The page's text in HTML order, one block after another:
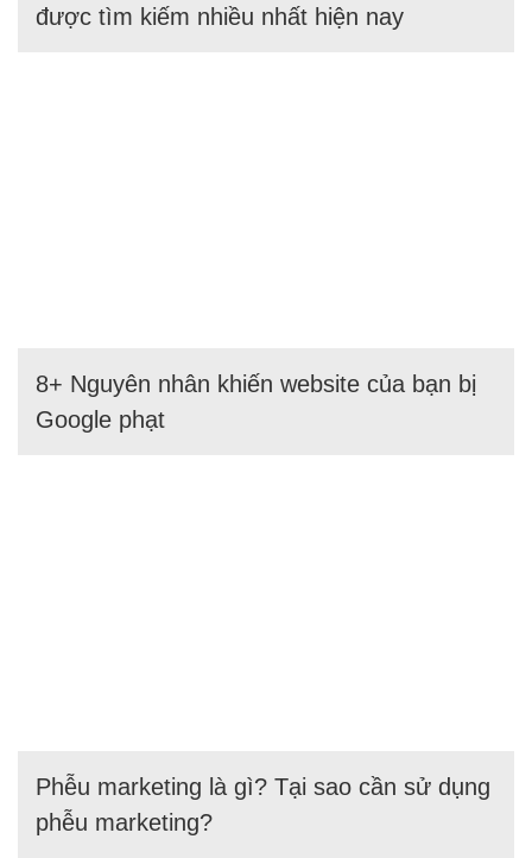
được tìm kiếm nhiều nhất hiện nay
8+ Nguyên nhân khiến website của bạn bị
Google phạt
Phễu marketing là gì? Tại sao cần sử dụng
phễu marketing?